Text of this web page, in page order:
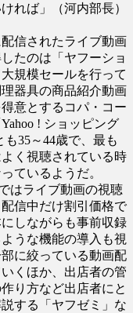
れば」（河内部長）
信されたライブ動画
たのは「ヤフーショ
規模セールを行って
器具の商品紹介動画
意とするコパ・コー
! ショッピング
35～44歳で、最も
く視聴されている時
ているようだ。
はライブ動画の視聴
信中だけ割引価格で
しながらも事前収録
うな機能の導入も視
に絞っている動画配
くほか、出店者の管
り方など出店者にと
する「ヤフゼミ」な